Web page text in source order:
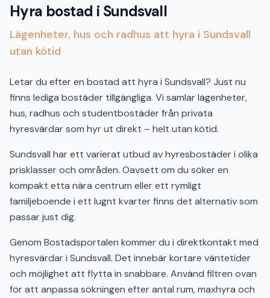
Hyra bostad i Sundsvall
Lägenheter, hus och radhus att hyra i Sundsvall
utan kötid
Letar du efter en bostad att hyra i Sundsvall? Just nu
finns lediga bostäder tillgängliga. Vi samlar lägenheter,
hus, radhus och studentbostäder från privata
hyresvärdar som hyr ut direkt – helt utan kötid.
Sundsvall har ett varierat utbud av hyresbostäder i olika
prisklasser och områden. Oavsett om du söker en
kompakt etta nära centrum eller ett rymligt
familjeboende i ett lugnt kvarter finns det alternativ som
passar just dig.
Genom Bostadsportalen kommer du i direktkontakt med
hyresvärdar i Sundsvall. Det innebär kortare väntetider
och möjlighet att flytta in snabbare. Använd filtren ovan
för att anpassa sökningen efter antal rum, maxhyra och